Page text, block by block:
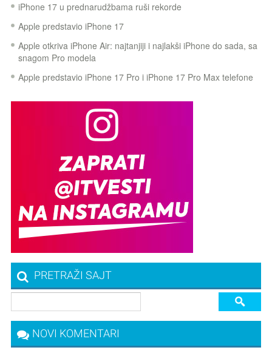
iPhone 17 u prednarudžbama ruši rekorde
Apple predstavio iPhone 17
Apple otkriva iPhone Air: najtanjiji i najlakši iPhone do sada, sa
snagom Pro modela
Apple predstavio iPhone 17 Pro i iPhone 17 Pro Max telefone
PRETRAŽI SAJT
NOVI KOMENTARI